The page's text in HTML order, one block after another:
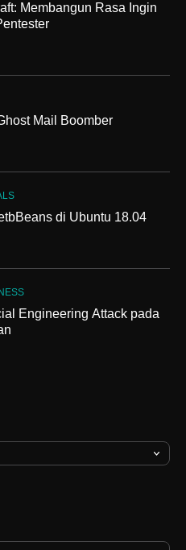
Membangun Rasa Ingin
Mail Boomber
di Ubuntu 18.04
Engineering Attack pada